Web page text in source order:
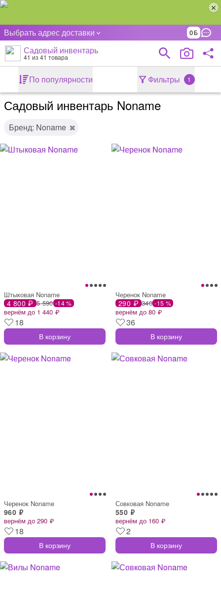
Выбрать адрес доставки 0
Садовый инвентарь
41 из 41 товара
По популярности Фильтры 1
Садовый инвентарь Noname
Бренд: Noname
Штыковая Noname
4 800 ₽ 5 590 -14 %
вернём до 1 440 ₽
18
В корзину
Черенок Noname
290 ₽ 340 -15 %
вернём до 80 ₽
36
В корзину
Черенок Noname
960 ₽
вернём до 290 ₽
18
В корзину
Совковая Noname
550 ₽
вернём до 160 ₽
2
В корзину